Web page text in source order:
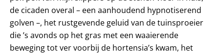
de cicaden overal – een aanhoudend hypnotiserend
golven –, het rustgevende geluid van de tuinsproeier
die ’s avonds op het gras met een waaierende
beweging tot ver voorbij de hortensia’s kwam, het